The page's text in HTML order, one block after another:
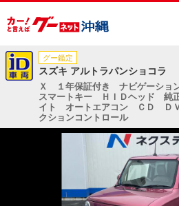
グー鑑定
スズキ アルトラパンショコラ
Ｘ １年保証付き ナビゲーシ
スマートキー ＨＩＤヘッド 純
イト オートエアコン ＣＤ Ｄ
クションコントロール